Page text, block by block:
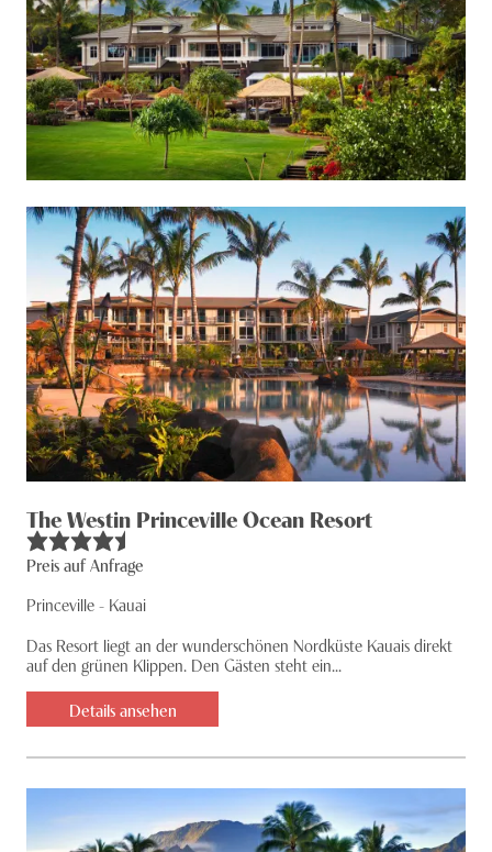
The Westin Princeville Ocean Resort
Preis auf Anfrage
Princeville - Kauai
Das Resort liegt an der wunderschönen Nordküste Kauais direkt
auf den grünen Klippen. Den Gästen steht ein...
Details ansehen